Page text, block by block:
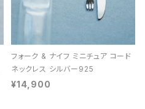
フォーク & ナイフ ミニチュア コード
ネックレス シルバー925
¥14,900